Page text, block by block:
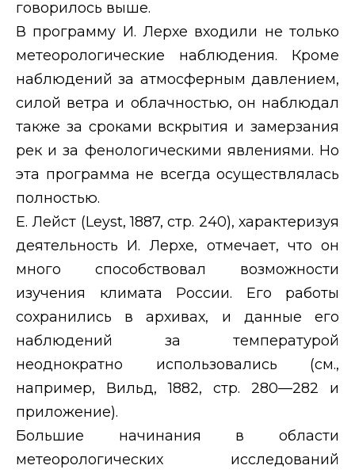
говорилось выше.
В программу И. Лерхе входили не только
метеорологические наблюдения. Кроме
наблюдений за атмосферным давлением,
силой ветра и облачностью, он наблюдал
также за сроками вскрытия и замерзания
рек и за фенологическими явлениями. Но
эта программа не всегда осуществлялась
полностью.
Е. Лейст (Leyst, 1887, стр. 240), характеризуя
деятельность И. Лерхе, отмечает, что он
много способствовал возможности
изучения климата России. Его работы
сохранились в архивах, и данные его
наблюдений за температурой
неоднократно использовались (см.,
например, Вильд, 1882, стр. 280—282 и
приложение).
Большие начинания в области
метеорологических исследований